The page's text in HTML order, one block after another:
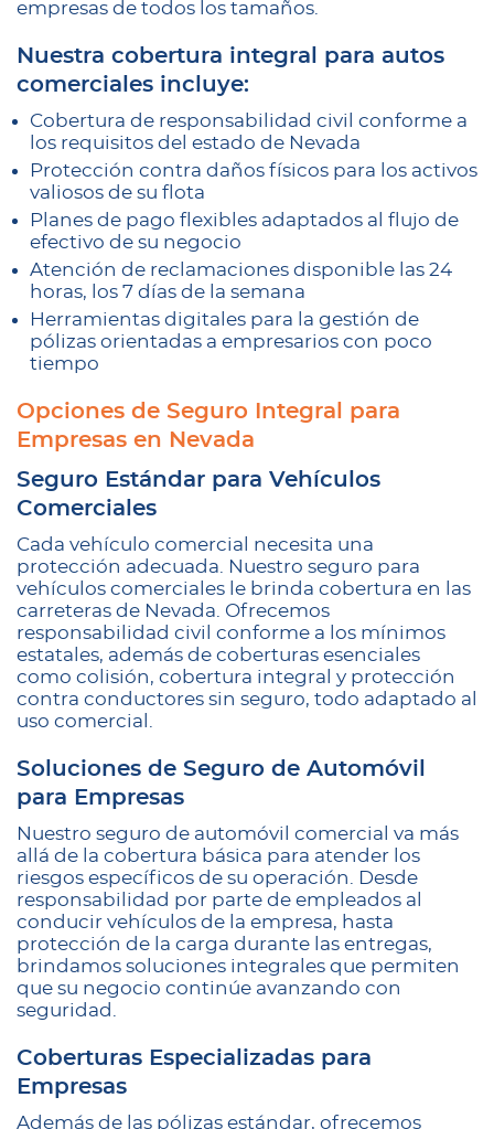
empresas de todos los tamaños.
Nuestra cobertura integral para autos
comerciales incluye:
Cobertura de responsabilidad civil conforme a
los requisitos del estado de Nevada
Protección contra daños físicos para los activos
valiosos de su flota
Planes de pago flexibles adaptados al flujo de
efectivo de su negocio
Atención de reclamaciones disponible las 24
horas, los 7 días de la semana
Herramientas digitales para la gestión de
pólizas orientadas a empresarios con poco
tiempo
Opciones de Seguro Integral para
Empresas en Nevada
Seguro Estándar para Vehículos
Comerciales
Cada vehículo comercial necesita una
protección adecuada. Nuestro seguro para
vehículos comerciales le brinda cobertura en las
carreteras de Nevada. Ofrecemos
responsabilidad civil conforme a los mínimos
estatales, además de coberturas esenciales
como colisión, cobertura integral y protección
contra conductores sin seguro, todo adaptado al
uso comercial.
Soluciones de Seguro de Automóvil
para Empresas
Nuestro seguro de automóvil comercial va más
allá de la cobertura básica para atender los
riesgos específicos de su operación. Desde
responsabilidad por parte de empleados al
conducir vehículos de la empresa, hasta
protección de la carga durante las entregas,
brindamos soluciones integrales que permiten
que su negocio continúe avanzando con
seguridad.
Coberturas Especializadas para
Empresas
Además de las pólizas estándar, ofrecemos